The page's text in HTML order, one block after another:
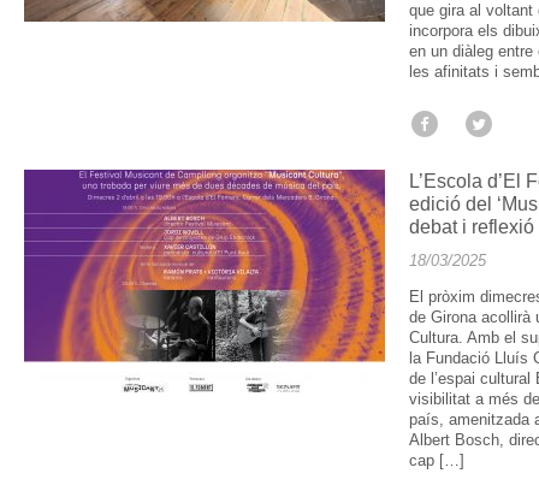
que gira al voltant
incorpora els
en un diàleg
les afinitats i
L’Escola d’El
edició del
debat i
18/03/2025
El pròxim
de Girona acollirà
Cultura. Amb el
la Fundació Lluís
de l’espai cultural
visibilitat a més
país, amenitzada
Albert Bosch,
cap […]